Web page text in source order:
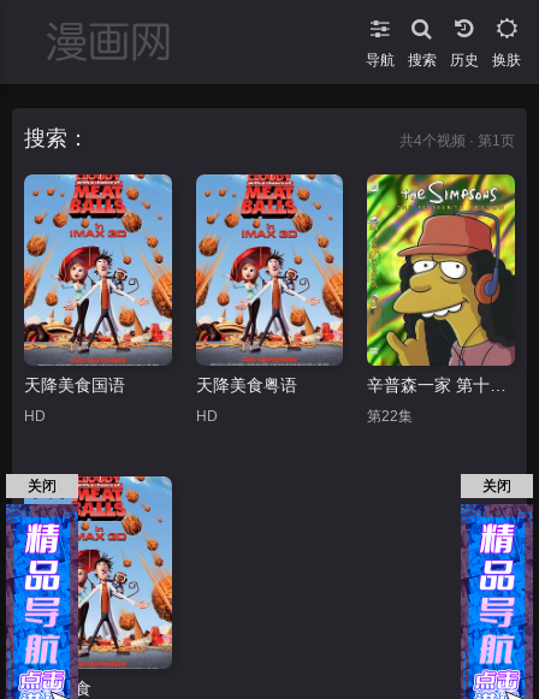
导航 搜索 换肤
搜索： 共4个视频 · 第1页
天降美食国语
HD
天降美食粤语
HD
辛普森一家 第十五季
第22集
天降美食
关闭 关闭